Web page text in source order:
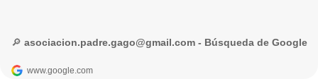
🔎 asociacion.padre.gago@gmail.com - Búsqueda de Google
www.google.com